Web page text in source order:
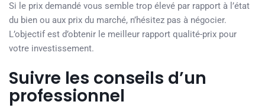
Si le prix demandé vous semble trop élevé par rapport à l’état
du bien ou aux prix du marché, n’hésitez pas à négocier.
L’objectif est d’obtenir le meilleur rapport qualité-prix pour
votre investissement.
Suivre les conseils d’un
professionnel